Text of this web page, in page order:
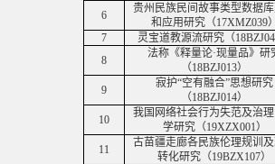
6
贵州民族民间故事类型数据
和应用研究（17XMZ039
7
灵宝道教源流研究（
8
法称《释量论·现量品》研
（18BZJ013）
9
寂护“空有融合”思想研究
（18BZJ014）
10
我国网络社会行为失范及治
学研究（19XZX001）
11
古苗疆走廊各民族伦理规训
转化研究（19BZX107）